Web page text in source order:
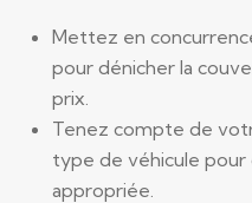
Mettez en
pour dénicher la
prix.
Tenez compte de
type de véhicule pour
appropriée.